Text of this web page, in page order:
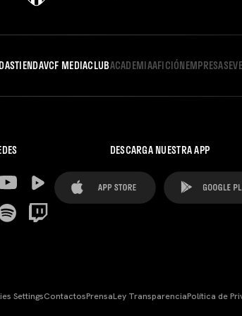
TIENDAVCF MEDIACLUBACADEMIAAFICIÓNEMPRESAS
DESCARGA NUESTRA APP
SettingsContactosPrensaLey TransparenciaPolítica de